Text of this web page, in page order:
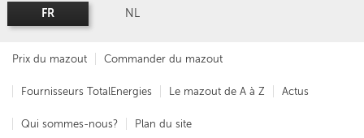
FR NL
Prix du mazout Commander du mazout
Fournisseurs TotalEnergies Le mazout de A à Z Actus
Qui sommes-nous? Plan du site